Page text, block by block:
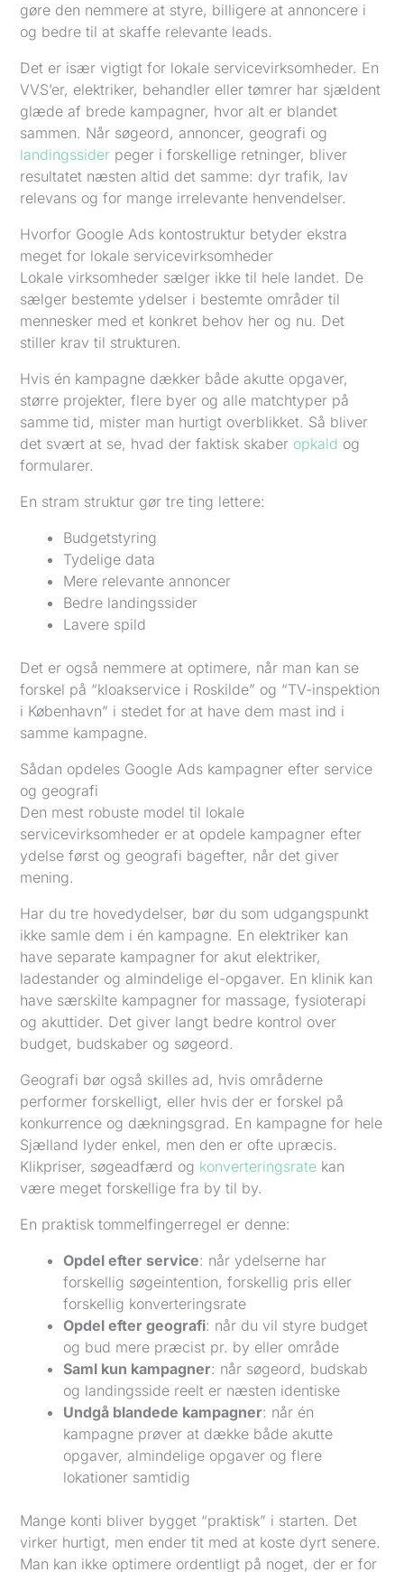
gøre den nemmere at styre, billigere at annoncere i
og bedre til at skaffe relevante leads.
Det er især vigtigt for lokale servicevirksomheder. En
VVS’er, elektriker, behandler eller tømrer har sjældent
glæde af brede kampagner, hvor alt er blandet
sammen. Når søgeord, annoncer, geografi og
landingssider peger i forskellige retninger, bliver
resultatet næsten altid det samme: dyr trafik, lav
relevans og for mange irrelevante henvendelser.
Hvorfor Google Ads kontostruktur betyder ekstra
meget for lokale servicevirksomheder
Lokale virksomheder sælger ikke til hele landet. De
sælger bestemte ydelser i bestemte områder til
mennesker med et konkret behov her og nu. Det
stiller krav til strukturen.
Hvis én kampagne dækker både akutte opgaver,
større projekter, flere byer og alle matchtyper på
samme tid, mister man hurtigt overblikket. Så bliver
det svært at se, hvad der faktisk skaber opkald og
formularer.
En stram struktur gør tre ting lettere:
Budgetstyring
Tydelige data
Mere relevante annoncer
Bedre landingssider
Lavere spild
Det er også nemmere at optimere, når man kan se
forskel på “kloakservice i Roskilde” og “TV-inspektion
i København” i stedet for at have dem mast ind i
samme kampagne.
Sådan opdeles Google Ads kampagner efter service
og geografi
Den mest robuste model til lokale
servicevirksomheder er at opdele kampagner efter
ydelse først og geografi bagefter, når det giver
mening.
Har du tre hovedydelser, bør du som udgangspunkt
ikke samle dem i én kampagne. En elektriker kan
have separate kampagner for akut elektriker,
ladestander og almindelige el-opgaver. En klinik kan
have særskilte kampagner for massage, fysioterapi
og akuttider. Det giver langt bedre kontrol over
budget, budskaber og søgeord.
Geografi bør også skilles ad, hvis områderne
performer forskelligt, eller hvis der er forskel på
konkurrence og dækningsgrad. En kampagne for hele
Sjælland lyder enkel, men den er ofte upræcis.
Klikpriser, søgeadfærd og konverteringsrate kan
være meget forskellige fra by til by.
En praktisk tommelfingerregel er denne:
Opdel efter service: når ydelserne har
forskellig søgeintention, forskellig pris eller
forskellig konverteringsrate
Opdel efter geografi: når du vil styre budget
og bud mere præcist pr. by eller område
Saml kun kampagner: når søgeord, budskab
og landingsside reelt er næsten identiske
Undgå blandede kampagner: når én
kampagne prøver at dække både akutte
opgaver, almindelige opgaver og flere
lokationer samtidig
Mange konti bliver bygget “praktisk” i starten. Det
virker hurtigt, men ender tit med at koste dyrt senere.
Man kan ikke optimere ordentligt på noget, der er for